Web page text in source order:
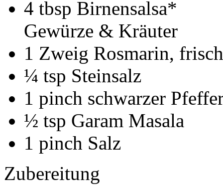
4 tbsp Birnensalsa*
Gewürze & Kräuter
1 Zweig Rosmarin, frisch
¼ tsp Steinsalz
1 pinch schwarzer
½ tsp Garam Masala
1 pinch Salz
Zubereitung